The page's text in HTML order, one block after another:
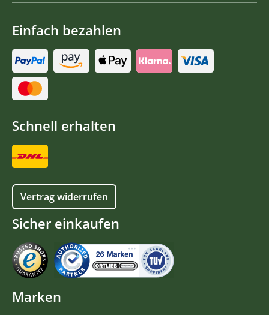
Einfach bezahlen
Schnell erhalten
Vertrag widerrufen
Sicher einkaufen
Marken